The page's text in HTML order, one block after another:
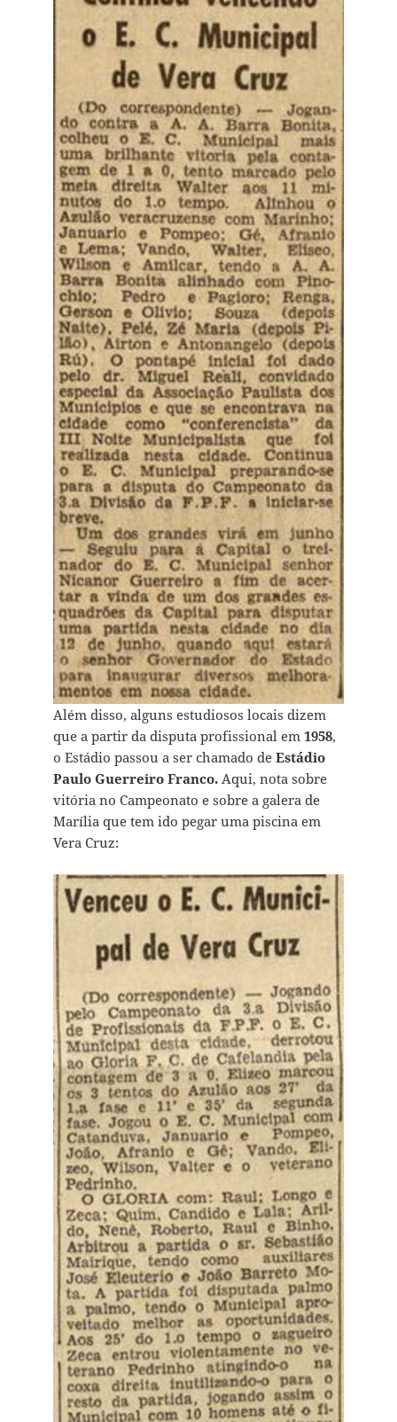
Além disso, alguns estudiosos locais dizem
que a partir da disputa profissional em 1958,
o Estádio passou a ser chamado de Estádio
Paulo Guerreiro Franco.Aqui, nota sobre
vitória no Campeonato e sobre a galera de
Marília que tem ido pegar uma piscina em
Vera Cruz: